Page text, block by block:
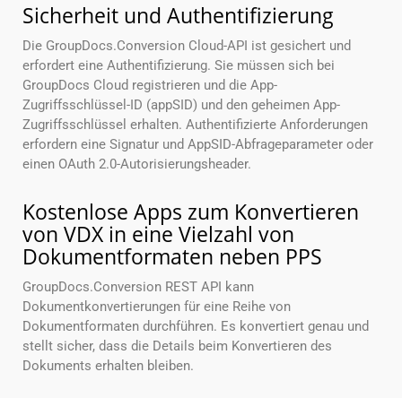
Sicherheit und Authentifizierung
Die GroupDocs.Conversion Cloud-API ist gesichert und
erfordert eine Authentifizierung. Sie müssen sich bei
GroupDocs Cloud registrieren und die App-
Zugriffsschlüssel-ID (appSID) und den geheimen App-
Zugriffsschlüssel erhalten. Authentifizierte Anforderungen
erfordern eine Signatur und AppSID-Abfrageparameter oder
einen OAuth 2.0-Autorisierungsheader.
Kostenlose Apps zum Konvertieren
von VDX in eine Vielzahl von
Dokumentformaten neben PPS
GroupDocs.Conversion REST API kann
Dokumentkonvertierungen für eine Reihe von
Dokumentformaten durchführen. Es konvertiert genau und
stellt sicher, dass die Details beim Konvertieren des
Dokuments erhalten bleiben.